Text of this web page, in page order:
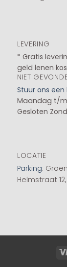
LEVERING
* Gratis
geld lenen
NIET
Stuur ons
Maandag t/m
Gesloten
LOCATIE
Parking:
Helmstraat